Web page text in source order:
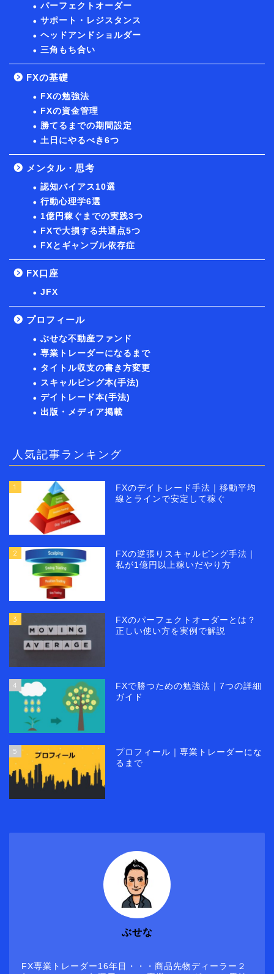
パーフェクトオーダー
サポート・レジスタンス
ヘッドアンドショルダー
三角もち合い
FXの基礎
FXの勉強法
FXの資金管理
勝てるまでの期間設定
土日にやるべき6つ
メンタル・思考
認知バイアス10選
行動心理学6選
1億円稼ぐまでの実践3つ
FXで大損する共通点5つ
FXとギャンブル依存症
FX口座
JFX
プロフィール
ぶせな不動産ファンド
専業トレーダーになるまで
タイトル収支の書き方変更
スキャルピング本(手法)
デイトレード本(手法)
出版・メディア掲載
人気記事ランキング
1
FXのデイトレード手法｜移動平均
線とラインで安定して稼ぐ
2
FXの逆張りスキャルピング手法｜
私が1億円以上稼いだやり方
3
FXのパーフェクトオーダーとは？
正しい使い方を実例で解説
4
FXで勝つための勉強法｜7つの詳細
ガイド
5
プロフィール｜専業トレーダーにな
るまで
ぶせな
FX専業トレーダー16年目・・・商品先物ディーラー２